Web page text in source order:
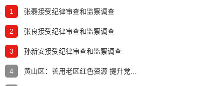
1 张磊接受纪律审查和监察调查
2 张良接受纪律审查和监察调查
3 孙新安接受纪律审查和监察调查
4 黄山区：善用老区红色资源 提升党...